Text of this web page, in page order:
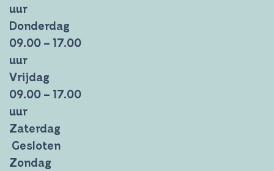
uur
Donderdag
09.00 – 17.00
uur
Vrijdag
09.00 – 17.00
uur
Zaterdag
Gesloten
Zondag